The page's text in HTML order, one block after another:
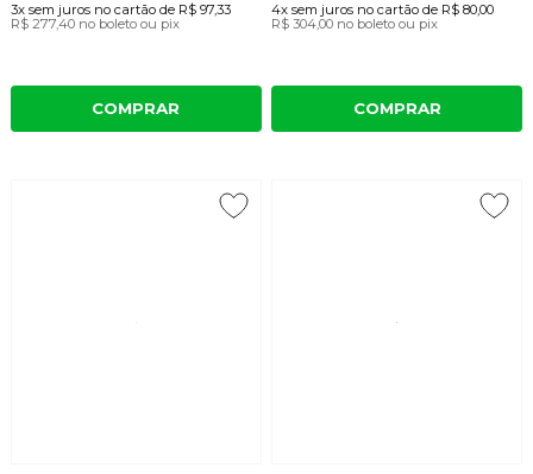
3x sem juros no cartãode R$ 97,33
R$ 277,40 no boleto ou pix
COMPRAR
4x sem juros no cartão de R$ 80,00
R$ 304,00 no boleto ou pix
COMPRAR